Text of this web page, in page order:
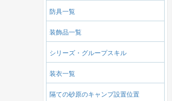
防具一覧
装飾品一覧
シリーズ・グループスキル
装衣一覧
隔ての砂原のキャンプ設置位置